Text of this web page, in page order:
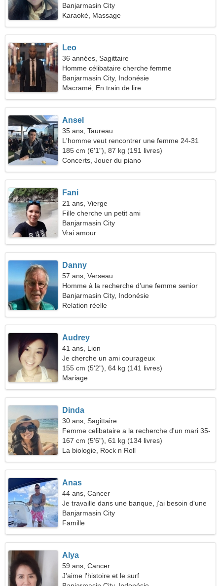
Banjarmasin City
Karaoké, Massage
Leo
36 années, Sagittaire
Homme célibataire cherche femme
Banjarmasin City, Indonésie
Macramé, En train de lire
Ansel
35 ans, Taureau
L'homme veut rencontrer une femme 24-31
185 cm (6'1"), 87 kg (191 livres)
Concerts, Jouer du piano
Fani
21 ans, Vierge
Fille cherche un petit ami
Banjarmasin City
Vrai amour
Danny
57 ans, Verseau
Homme à la recherche d'une femme senior
Banjarmasin City, Indonésie
Relation réelle
Audrey
41 ans, Lion
Je cherche un ami courageux
155 cm (5'2"), 64 kg (141 livres)
Mariage
Dinda
30 ans, Sagittaire
Femme celibataire a la recherche d'un mari 35-
37
167 cm (5'6"), 61 kg (134 livres)
La biologie, Rock n Roll
Anas
44 ans, Cancer
Je travaille dans une banque, j'ai besoin d'une
femme séduisante
Banjarmasin City
Famille
Alya
59 ans, Cancer
J'aime l'histoire et le surf